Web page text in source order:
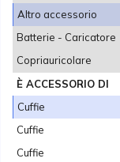
Altro accessorio
Batterie - Caricatore
Copriauricolare
È ACCESSORIO DI
Cuffie
Cuffie
Cuffie